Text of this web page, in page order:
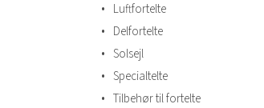
• Luftfortelte
• Delfortelte
• Solsejl
• Specialtelte
• Tilbehør til fortelte